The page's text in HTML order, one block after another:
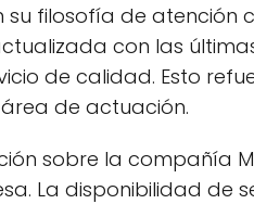
filosofía de atención
con las
de calidad. Esto
de actuación.
sobre la compañía
La disponibilidad de